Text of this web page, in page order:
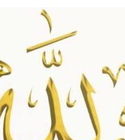
Lessen
01 tm 06
Jezus in de Islam
Afgoderij in Mekka
Profeet Mohammed
Prominente Geleerden